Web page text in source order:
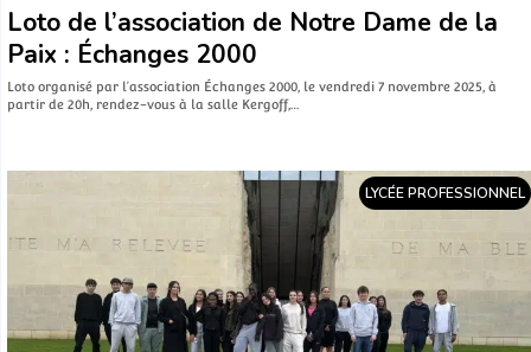
Loto de l’association de Notre Dame de la
Paix : Échanges 2000
Loto organisé par l’association Échanges 2000, le vendredi 7 novembre 2025, à
partir de 20h, rendez-vous à la salle Kergoff,…
LYCÉE PROFESSIONNEL